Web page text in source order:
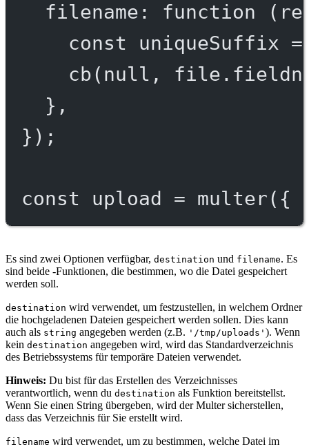
filename : function (
const
uniqueSuffix =
cb( null ,
},
});
const upload = multer({
Es sind zwei Optionen verfügbar, destination und filename. Es
sind beide -Funktionen, die bestimmen, wo die Datei gespeichert
werden soll.
destination wird verwendet, um festzustellen, in welchem Ordner
die hochgeladenen Dateien gespeichert werden sollen. Dies kann
auch als string angegeben werden (z.B. '/tmp/uploads' ). Wenn
kein destination angegeben wird, wird das Standardverzeichnis
des Betriebssystems für temporäre Dateien verwendet.
Hinweis: Du bist für das Erstellen des Verzeichnisses
verantwortlich, wenn du destination als Funktion bereitstellst.
Wenn Sie einen String übergeben, wird der Multer sicherstellen,
dass das Verzeichnis für Sie erstellt wird.
filename wird verwendet, um zu bestimmen, welche Datei im